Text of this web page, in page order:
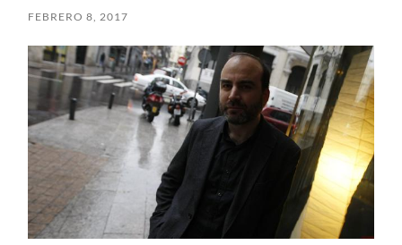
FEBRERO 8, 2017